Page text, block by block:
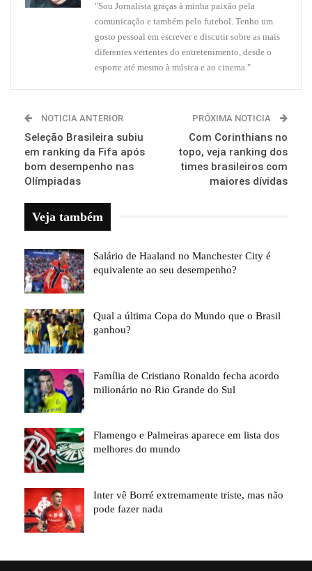
"Sou Jornalista graças à minha paixão pela
comunicação e também pelo futebol. Tenho um
gosto pessoal em escrever e discutir sobre as mais
diferentes vertentes do entretenimento, desde o
esporte até mesmo à música e ao cinema."
NOTICIA ANTERIOR
Seleção Brasileira subiu
em ranking da Fifa após
bom desempenho nas
Olímpiadas
PRÓXIMA NOTICIA
Com Corinthians no
topo, veja ranking dos
times brasileiros com
maiores dívidas
Veja também
Salário de Haaland no Manchester City é
equivalente ao seu desempenho?
Qual a última Copa do Mundo que o Brasil
ganhou?
Família de Cristiano Ronaldo fecha acordo
milionário no Rio Grande do Sul
Flamengo e Palmeiras aparece em lista dos
melhores do mundo
Inter vê Borré extremamente triste, mas não
pode fazer nada